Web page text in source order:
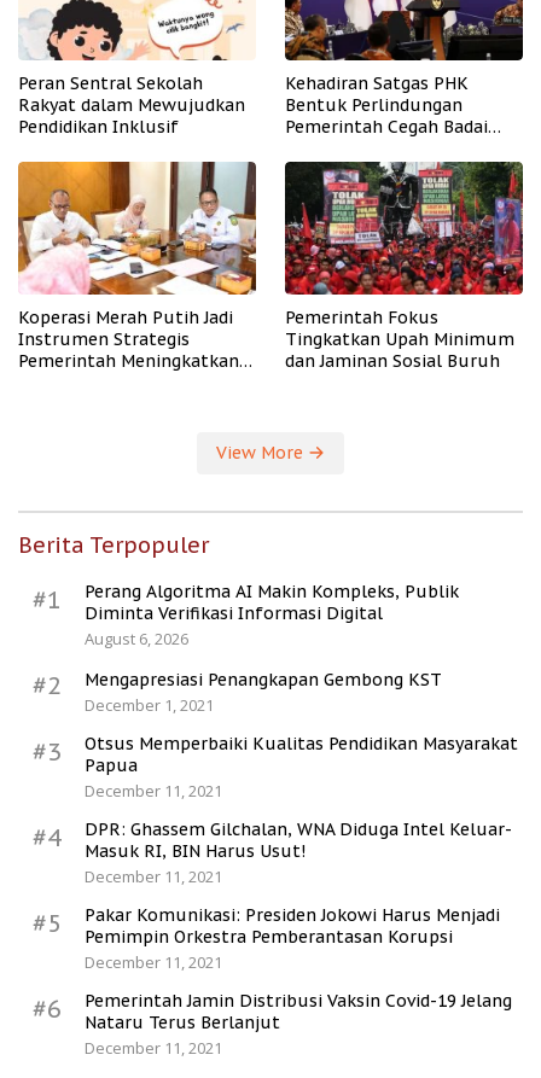
Peran Sentral Sekolah
Rakyat dalam Mewujudkan
Pendidikan Inklusif
Kehadiran Satgas PHK
Bentuk Perlindungan
Pemerintah Cegah Badai
Koperasi Merah Putih Jadi
Instrumen Strategis
Pemerintah Meningkatkan
Pemerintah Fokus
Tingkatkan Upah Minimum
dan Jaminan Sosial Buruh
View More
Berita Terpopuler
#1
Perang Algoritma AI Makin Kompleks, Publik
Diminta Verifikasi Informasi Digital
August 6, 2026
#2
Mengapresiasi Penangkapan Gembong KST
December 1, 2021
#3
Otsus Memperbaiki Kualitas Pendidikan Masyarakat
Papua
December 11, 2021
#4
DPR: Ghassem Gilchalan, WNA Diduga Intel Keluar-
Masuk RI, BIN Harus Usut!
December 11, 2021
#5
Pakar Komunikasi: Presiden Jokowi Harus Menjadi
Pemimpin Orkestra Pemberantasan Korupsi
December 11, 2021
#6
Pemerintah Jamin Distribusi Vaksin Covid-19 Jelang
Nataru Terus Berlanjut
December 11, 2021